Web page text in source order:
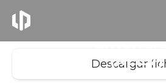
(REEV)
Descargar